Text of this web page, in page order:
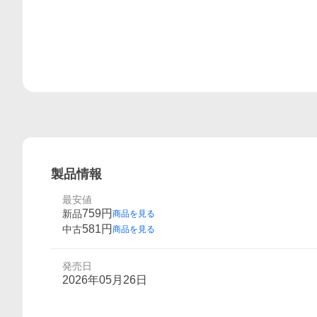
製品情報
最安値
新品759円 商品を見る
中古581円 商品を見る
発売日
2026年05月26日